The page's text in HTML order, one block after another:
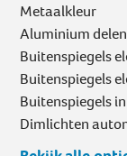
Metaalkleur
Aluminium
Buitenspiegels
Buitenspiegels
Buitenspiegels
Dimlichten